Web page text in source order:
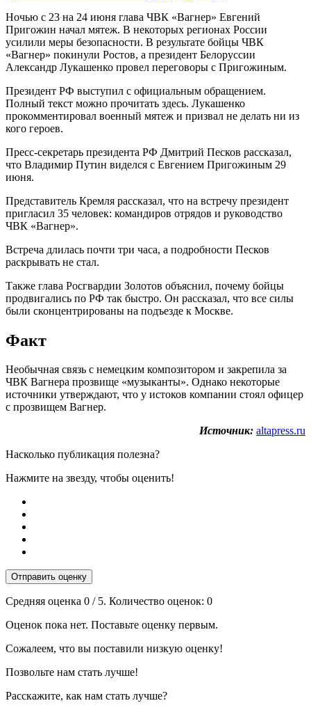
Ночью с 23 на 24 июня глава ЧВК «Вагнер» Евгений
Пригожин начал мятеж. В некоторых регионах России
усилили меры безопасности. В результате бойцы ЧВК
«Вагнер» покинули Ростов, а президент Белоруссии
Александр Лукашенко провел переговоры с Пригожиным.
Президент РФ выступил с официальным обращением.
Полный текст можно прочитать здесь. Лукашенко
прокомментировал военный мятеж и призвал не делать ни из
кого героев.
Пресс-секретарь президента РФ Дмитрий Песков рассказал,
что Владимир Путин виделся с Евгением Пригожиным 29
июня.
Представитель Кремля рассказал, что на встречу президент
пригласил 35 человек: командиров отрядов и руководство
ЧВК «Вагнер».
Встреча длилась почти три часа, а подробности Песков
раскрывать не стал.
Также глава Росгвардии Золотов объяснил, почему бойцы
продвигались по РФ так быстро. Он рассказал, что все силы
были сконцентрированы на подъезде к Москве.
Факт
Необычная связь с немецким композитором и закрепила за
ЧВК Вагнера прозвище «музыканты». Однако некоторые
источники утверждают, что у истоков компании стоял офицер
с прозвищем Вагнер.
Источник: altapress.ru
Насколько публикация полезна?
Нажмите на звезду, чтобы оценить!
Отправить оценку
Средняя оценка 0 / 5. Количество оценок: 0
Оценок пока нет. Поставьте оценку первым.
Сожалеем, что вы поставили низкую оценку!
Позвольте нам стать лучше!
Расскажите, как нам стать лучше?